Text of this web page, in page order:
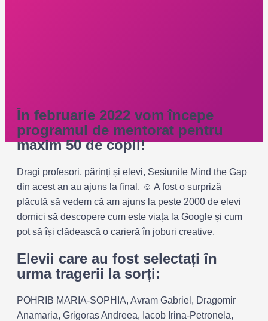
În februarie 2022 vom începe
programul de mentorat pentru
maxim 50 de copii!
Dragi profesori, părinți și elevi, Sesiunile Mind the Gap
din acest an au ajuns la final. ☺️ A fost o surpriză
plăcută să vedem că am ajuns la peste 2000 de elevi
dornici să descopere cum este viața la Google și cum
pot să își clădească o carieră în joburi creative.
Elevii care au fost selectați în
urma tragerii la sorți:
POHRIB MARIA-SOPHIA, Avram Gabriel, Dragomir
Anamaria, Grigoras Andreea, Iacob Irina-Petronela,